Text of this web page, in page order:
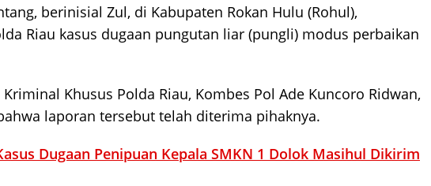
berinisial Zul, di Kabupaten Rokan Hulu (Rohul),
Riau kasus dugaan pungutan liar (pungli) modus perbaikan
Khusus Polda Riau, Kombes Pol Ade Kuncoro Ridwan,
laporan tersebut telah diterima pihaknya.
Dugaan Penipuan Kepala SMKN 1 Dolok Masihul Dikirim